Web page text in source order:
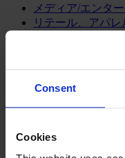
Consent
Cookies
メディア/エンタ
リテール、アパ
機械・産業テクノ